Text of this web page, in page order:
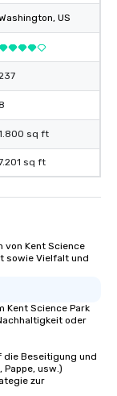
, US
sq ft
sq ft
von Kent Science
sowie Vielfalt und
Kent Science Park
oder
die Beseitigung und
Pappe, usw.)
zur